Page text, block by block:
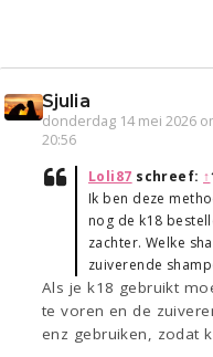
Sjulia
donderdag 14 mei 2026
20:56
Loli87 schreef: ↑
Ik ben deze
nog de k18
zachter. Welke
zuiverende
Als je k18 gebruikt
te voren en de
enz gebruiken, zodat